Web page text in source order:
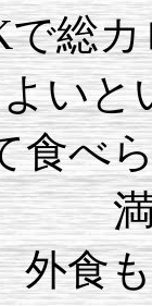
総
いと
食べ
外食